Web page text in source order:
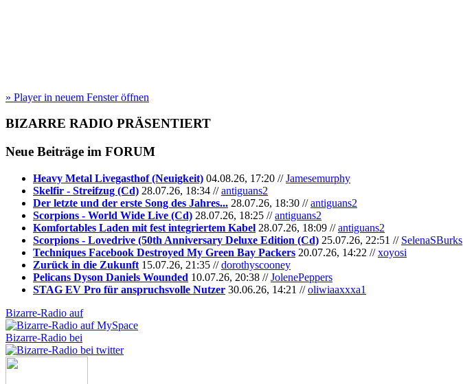
» Player in neuem Fenster öffnen
BIZARRE RADIO PRÄSENTIERT
Neue Beiträge im FORUM
Heavy Metal Livegasthof (Neuigkeit) 04.08.26, 17:20 //Jamesemurphy
Skelfir - Streifzug (Cd) 28.07.26, 18:34 //antiguans2
Der letzte und der erste Song des Jahres... 28.07.26, 18:30 //antiguans2
Scorpions - World Wide Live (Cd) 28.07.26, 18:25 //antiguans2
Komfortables Laden mit fest integriertem Kabel 28.07.26, 18:09 //antiguans2
Scorpions - Lovedrive (50th Anniversary Deluxe Edition (Cd) 25.07.26, 22:51 // SelenaSBurks
Techniques Facebook Destroyed My Green Bay Packers 20.07.26, 14:22 //xoyosi
Zurück in die Zukunft 15.07.26, 21:35 //dorothyscooney
Pelicans Dyson Daniels Wounded 10.07.26, 20:38 //JolenePeppers
STAG EV Pro für anspruchsvolle Nutzer 30.06.26, 14:21 //oliwiaaxxxa1
Bizarre-Radio auf
Bizarre-Radio bei